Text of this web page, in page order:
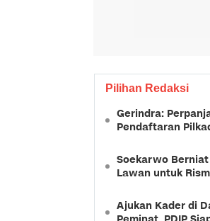
Pilihan Redaksi
Gerindra:
Pendaftaran
Soekarwo
Lawan untuk
Ajukan Kader di